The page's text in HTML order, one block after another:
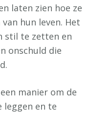
laten zien hoe ze
hun leven. Het
stil te zetten en
onschuld die
manier om de
leggen en te